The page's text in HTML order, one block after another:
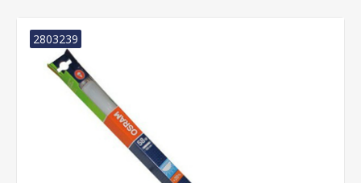
2803239